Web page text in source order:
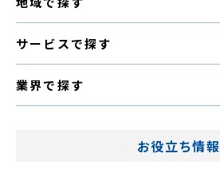
サービスで探す
業界で探す
お役立ち情報